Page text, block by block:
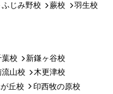
ふじみ野校 蕨校
羽生校
葉校
新鎌ヶ谷校
流山校
木更津校
丘校
印西牧の原校